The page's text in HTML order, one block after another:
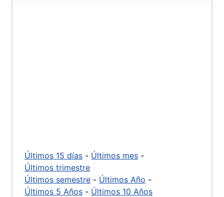
Últimos 15 días - Últimos mes -
Últimos trimestre
Últimos semestre - Últimos Año -
Últimos 5 Años - Últimos 10 Años